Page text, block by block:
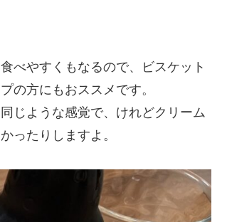
べやすくもなるので、ビスケット
の方にもおススメです。
じような感覚で、けれどクリーム
ったりしますよ。